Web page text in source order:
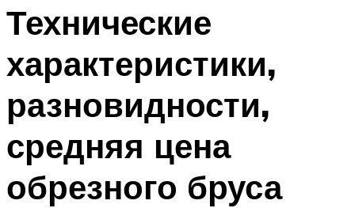
Технические
характеристики,
разновидности,
средняя цена
обрезного бруса